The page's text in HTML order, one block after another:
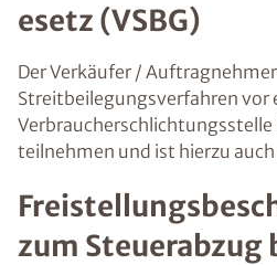
esetz (VSBG)
Der Verkäufer /
Streitbeilegungsverfahren vor
Verbraucherschlichtungsstelle
teilnehmen und ist hierzu
zum Steuerabzug